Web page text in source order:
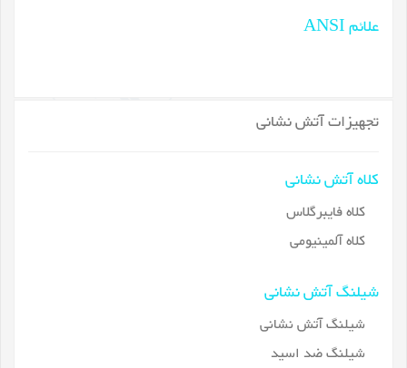
علائم ANSI
تجهیزات آتش نشانی
کلاه آتش نشانی
کلاه فایبرگلاس
کلاه آلمینیومی
شیلنگ آتش نشانی
شیلنگ آتش نشانی
شیلنگ ضد اسید